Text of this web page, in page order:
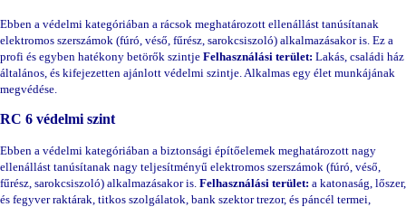
Ebben a védelmi kategóriában a rácsok meghatározott ellenállást tanúsítanak
elektromos szerszámok (fúró, véső, fűrész, sarokcsiszoló) alkalmazásakor is. Ez a
profi és egyben hatékony betörők szintje Felhasználási terület: Lakás, családi ház
általános, és kifejezetten ajánlott védelmi szintje. Alkalmas egy élet munkájának
megvédése.
RC 6 védelmi szint
Ebben a védelmi kategóriában a biztonsági építőelemek meghatározott nagy
ellenállást tanúsítanak nagy teljesítményű elektromos szerszámok (fúró, véső,
fűrész, sarokcsiszoló) alkalmazásakor is. Felhasználási terület: a katonaság, lőszer,
és fegyver raktárak, titkos szolgálatok, bank szektor trezor, és páncél termei,